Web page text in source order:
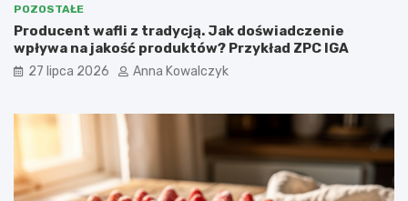
POZOSTAŁE
Producent wafli z tradycją. Jak doświadczenie
wpływa na jakość produktów? Przykład ZPC IGA
27 lipca 2026 Anna Kowalczyk